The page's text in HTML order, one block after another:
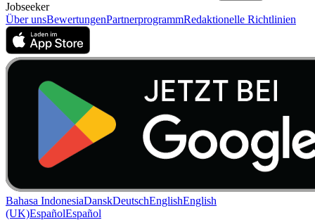
Jobseeker
Über unsBewertungenPartnerprogrammRedaktionelle Richtlinien
Bahasa IndonesiaDanskDeutschEnglishEnglish
(UK)EspañolEspañol